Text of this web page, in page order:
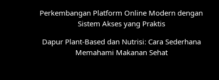
Perkembangan Platform Online Modern dengan
Sistem Akses yang Praktis
Dapur Plant-Based dan Nutrisi: Cara Sederhana
Memahami Makanan Sehat